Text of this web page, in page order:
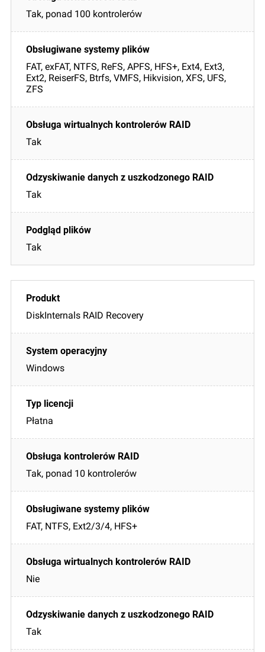
Tak, ponad 100 kontrolerów
FAT, exFAT, NTFS, ReFS, APFS, HFS+, Ext4, Ext3,
Ext2, ReiserFS, Btrfs, VMFS, Hikvision, XFS, UFS,
ZFS
Tak
Tak
Tak
DiskInternals RAID Recovery
Windows
Płatna
Tak, ponad 10 kontrolerów
FAT, NTFS, Ext2/3/4, HFS+
Nie
Tak